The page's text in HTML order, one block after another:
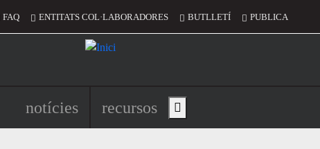
d'usuari
FAQ ENTITATS COL·LABORADORES BUTLLETÍ PUBLICA
Navegació principal de l'encapçalament
notícies recursos Show main menu